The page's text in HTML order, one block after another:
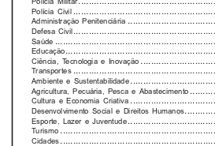
Polícia  Civil
Administração  Penitenciária
Defesa  Civil
Saúde
Educação
Ciência,  Tecnologia  e  Inovação
Transportes
Ambiente  e  Sustentabilidade
Agricultura,  Pecuária,  Pesca  e  Abastecimento
Cultura  e  Economia  Criativa
Desenvolvimento  Social  e  Direitos  Humanos
Esporte,  Lazer  e  Juventude
Turismo
Cidades